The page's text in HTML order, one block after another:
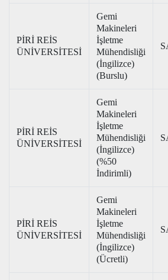
PİRİ REİS
ÜNİVERSİTESİ
Gemi
Makineleri
İşletme
Mühendisliği
(İngilizce)
(Burslu)
PİRİ REİS
ÜNİVERSİTESİ
Gemi
Makineleri
İşletme
Mühendisliği
(İngilizce)
(%50
İndirimli)
PİRİ REİS
ÜNİVERSİTESİ
Gemi
Makineleri
İşletme
Mühendisliği
(İngilizce)
(Ücretli)